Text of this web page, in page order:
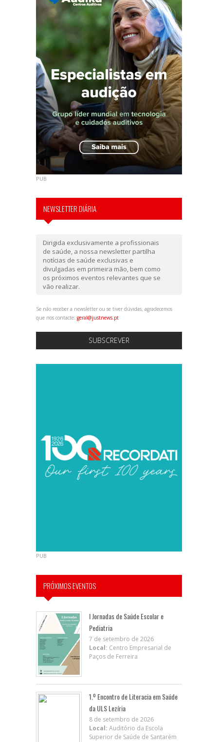
PUB
NEWSLETTER DIÁRIA
Dirigida exclusivamente a profissionais
de saúde, a nossa newsletter partilha
notícias de saúde exclusivas e
divulgadas em primeira mão, bem como
os próximos eventos relevantes que se
vão realizar.
Se não receber a newsletter ou se tiver dúvidas, agradecemos
que nos contacte: geral@justnews.pt
SUBSCREVER
PUB
PRÓXIMOS EVENTOS
I Jornadas de Saúde Escolar e
Pediatria
7 de setembro de 2026
Local: Centro Empresarial de
Paços de Ferreira
1.º Encontro de Literacia em Saúde
da ULS Lezíria
8 de setembro de 2026
Local: Auditório da Escola
Superior de Saúde de Santarém